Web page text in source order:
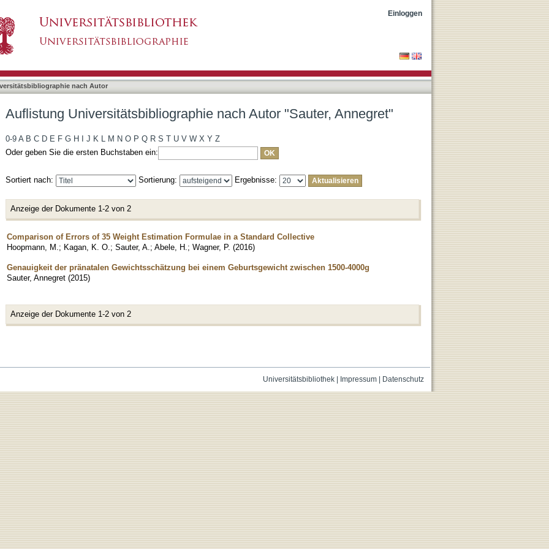
Einloggen
nach Autor
Auflistung Universitätsbibliographie nach Autor "Sauter, Annegret"
0-9 A B C D E F G H J K L M N O P Q R S T U V W X Y Z
Oder geben Sie die ersten Buchstaben ein:
Sortiert nach: Sortierung: Ergebnisse:
Anzeige der Dokumente 1-2 von 2
Comparison of Errors of 35 Weight Estimation Formulae in a Standard Collective
Hoopmann, M. ; Kagan, K. O. ; Sauter, A. ; Abele, H. ; Wagner, P. (2016)
Genauigkeit der pränatalen Gewichtsschätzung bei einem Geburtsgewicht zwischen 1500-4000g
Sauter, Annegret (2015)
Anzeige der Dokumente 1-2 von 2
Universitätsbibliothek| Impressum| Datenschutz